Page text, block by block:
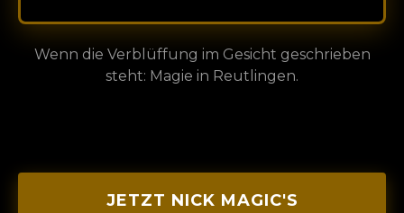
Wenn die Verblüffung im Gesicht geschrieben
steht: Magie in Reutlingen.
JETZT NICK MAGIC'S